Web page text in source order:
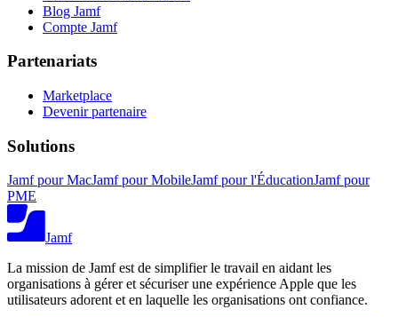
Blog Jamf
Compte Jamf
Partenariats
Marketplace
Devenir partenaire
Solutions
Jamf pour MacJamf pour MobileJamf pour l'ÉducationJamf pour
PME
Jamf
La mission de Jamf est de simplifier le travail en aidant les
organisations à gérer et sécuriser une expérience Apple que les
utilisateurs adorent et en laquelle les organisations ont confiance.